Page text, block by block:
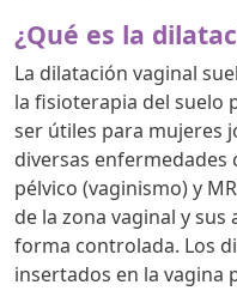
¿Qué es la
La dilatación vaginal
la fisioterapia del suelo
ser útiles para mujeres
diversas enfermedades
pélvico (vaginismo) y
de la zona vaginal y
forma controlada. Los
insertados en la vagina